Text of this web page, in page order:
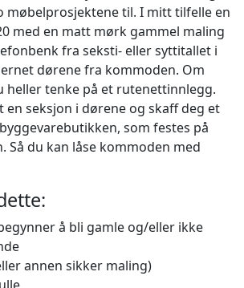
møbelprosjektene til. I mitt tilfelle en
med en matt mørk gammel maling
fra seksti- eller syttitallet i
dørene fra kommoden. Om
heller tenke på et rutenettinnlegg.
en seksjon i dørene og skaff deg et
som festes på
Så du kan låse kommoden med
å bli gamle og/eller ikke
annen sikker maling)